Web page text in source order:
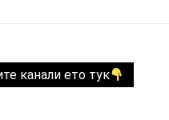
канали ето тук